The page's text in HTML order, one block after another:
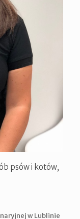
psów i kotów,
w Lublinie